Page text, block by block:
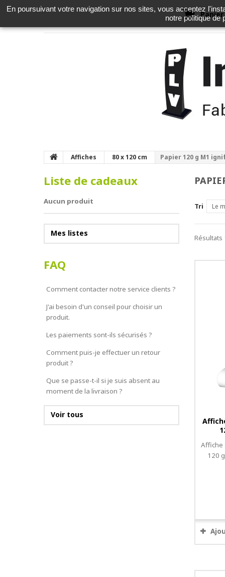
Panier
Affiches 80 x 120 cm Papier 120 g M1
Liste de cadeaux
Aucun produit
Mes listes
FAQ
Comment contacter notre service clients ?
J'ai besoin d'un conseil pour choisir un
produit.
Les paiements sont-ils sécurisés ?
Comment puis-je effectuer un retour
produit ?
Que se passe-t-il si je suis absent au
moment de la livraison ?
Voir tous
Tri Le
Résultats
Affiche
120
En poursuivant votre navigation sur nos sites, vous acceptez
notre politique de